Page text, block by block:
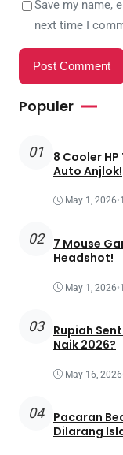
Save my name,
next time I
Populer
01
8 Cooler
Auto Anjlok!
May 1, 2026•
02
7 Mouse
Headshot!
May 1, 2026•
03
Rupiah
Naik 2026?
May 16, 2026
04
Pacaran
Dilarang